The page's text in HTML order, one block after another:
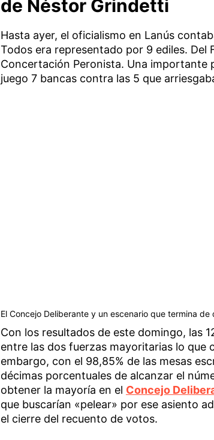
de Néstor Grindetti
Hasta ayer, el oficialismo en Lanús
Todos era representado por 9 ediles. Del
Concertación Peronista. Una importante
juego 7 bancas contra las 5 que
El Concejo Deliberante y un escenario que termina
Con los resultados de este domingo, las
entre las dos fuerzas mayoritarias lo que
embargo, con el 98,85% de las mesas
décimas porcentuales de alcanzar el
obtener la mayoría en el Concejo
que buscarían «pelear» por ese asiento
el cierre del recuento de votos.